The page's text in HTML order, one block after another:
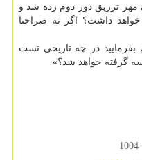
مهر تزریق دوز دوم زده شد و
داشت؟ اگر نه صراحتا
بفرمایید در چه تاریخی تست
گرفته خواهد شد؟»
1004